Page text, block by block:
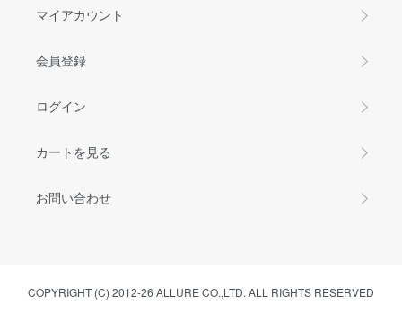
マイアカウント
会員登録
ログイン
カートを見る
お問い合わせ
COPYRIGHT (C) 2012-26 ALLURE CO.,LTD. ALL RIGHTS RESERVED